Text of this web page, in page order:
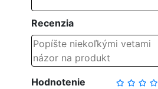
Recenzia
Hodnotenie